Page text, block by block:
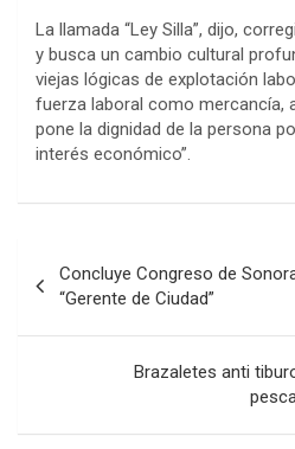
La llamada “Ley Silla”, dijo,
y busca un cambio cultural
viejas lógicas de explotación
fuerza laboral como mercancía,
pone la dignidad de la persona
interés económico”.
navigation
Concluye Congreso de
“Gerente de Ciudad”
Brazaletes anti